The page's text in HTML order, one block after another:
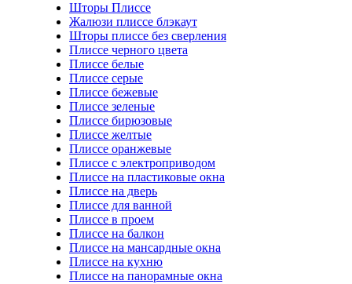
Шторы Плиссе
Жалюзи плиссе блэкаут
Шторы плиссе без сверления
Плиссе черного цвета
Плиссе белые
Плиссе серые
Плиссе бежевые
Плиссе зеленые
Плиссе бирюзовые
Плиссе желтые
Плиссе оранжевые
Плиссе с электроприводом
Плиссе на пластиковые окна
Плиссе на дверь
Плиссе для ванной
Плиссе в проем
Плиссе на балкон
Плиссе на мансардные окна
Плиссе на кухню
Плиссе на панорамные окна